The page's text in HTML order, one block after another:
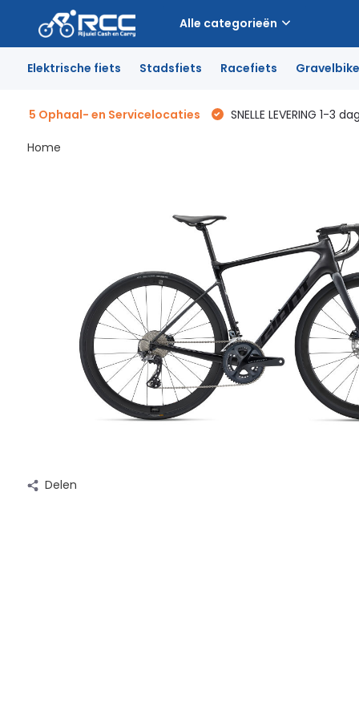
Alle categorieën
Elektrische fiets Stadsfiets Racefiets Gravelbike
5 Ophaal- en Servicelocaties SNELLE LEVERING 1-3
Home
Delen